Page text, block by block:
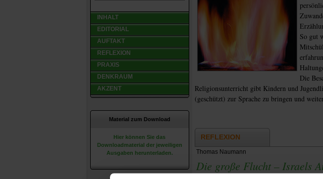
INHALT
EDITORIAL
AUFTAKT
REFLEXION
PRAXIS
DENKRAUM
AKZENT
Material zum Download
Hier können Sie das
Downloadmaterial der jeweiligen
Ausgaben herunterladen.
So gut
Die
Religionsunterricht gibt Kindern und
(geschützt) zur Sprache zu bringen und
REFLEXION
Thomas Naumann
Die große Flucht – Israels